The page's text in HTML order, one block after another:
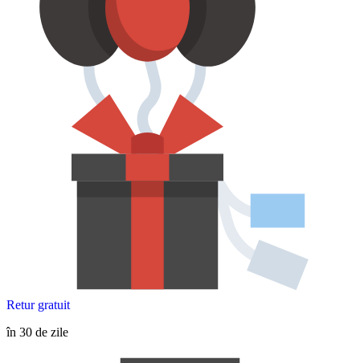
Retur gratuit
în 30 de zile